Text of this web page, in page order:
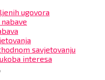
ugovora
savjetovanju
interesa